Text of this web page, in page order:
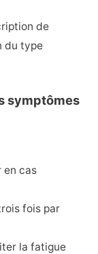
de
du type
symptômes
en cas
fois par
la fatigue